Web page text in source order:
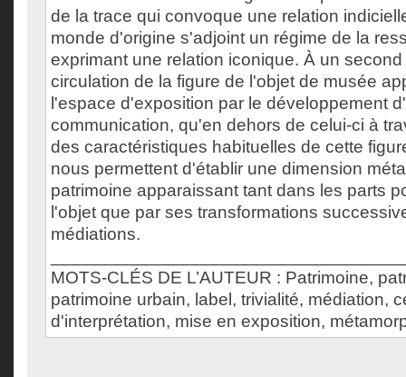
de la trace qui convoque une relation
monde d'origine s'adjoint un régime de la
exprimant une relation iconique. À un
circulation de la figure de l'objet de musée
l'espace d'exposition par le développement
communication, qu'en dehors de celui-ci à
des caractéristiques habituelles de cette
nous permettent d'établir une dimension
patrimoine apparaissant tant dans les parts
l'objet que par ses transformations
médiations.
MOTS-CLÉS DE L’AUTEUR : Patrimoine,
patrimoine urbain, label, trivialité, médiation,
d'interprétation, mise en exposition,